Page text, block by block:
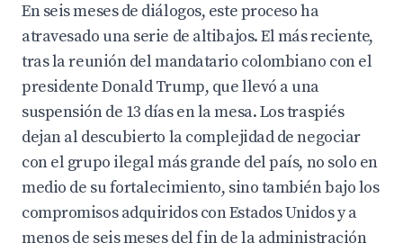
En seis meses de diálogos, este proceso ha
atravesado una serie de altibajos. El más reciente,
tras la reunión del mandatario colombiano con el
presidente Donald Trump, que llevó a una
suspensión de 13 días en la mesa. Los traspiés
dejan al descubierto la complejidad de negociar
con el grupo ilegal más grande del país, no solo en
medio de su fortalecimiento, sino también bajo los
compromisos adquiridos con Estados Unidos y a
menos de seis meses del fin de la administración